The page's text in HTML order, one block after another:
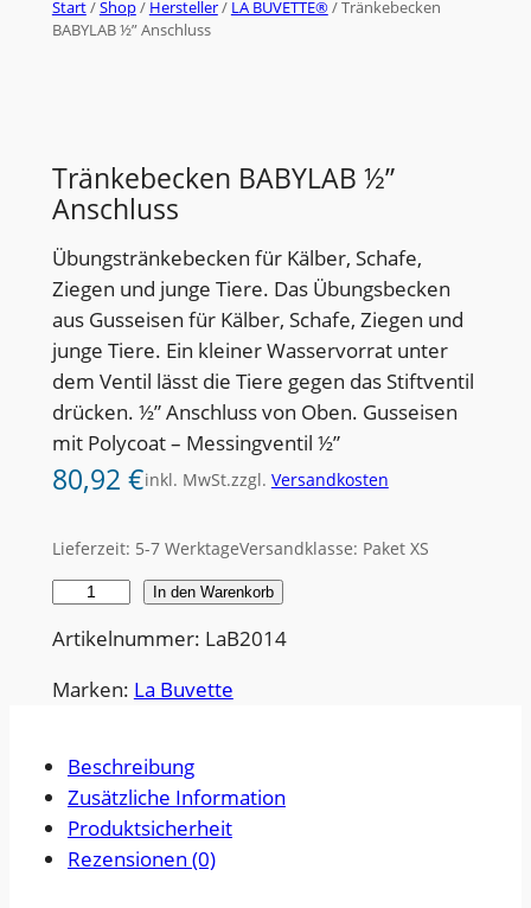
Start/Shop/ Hersteller/ LA BUVETTE®/ Tränkebecken
BABYLAB ½” Anschluss
Tränkebecken BABYLAB ½”
Anschluss
Übungstränkebecken für Kälber, Schafe,
Ziegen und junge Tiere. Das Übungsbecken
aus Gusseisen für Kälber, Schafe, Ziegen und
junge Tiere. Ein kleiner Wasservorrat unter
dem Ventil lässt die Tiere gegen das Stiftventil
drücken. ½” Anschluss von Oben. Gusseisen
mit Polycoat – Messingventil ½”
80,92 €inkl. MwSt.zzgl. Versandkosten
Lieferzeit: 5-7 WerktageVersandklasse: Paket XS
ä
n
b
e
c
k
In den Warenkorb
Artikelnummer: LaB2014
Marken: La Buvette
Beschreibung
Zusätzliche Information
Produktsicherheit
Rezensionen (0)